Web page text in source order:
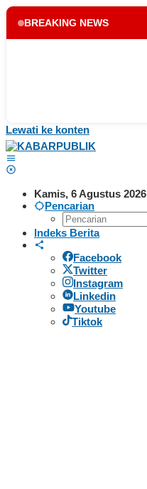
BREAKING NEWS
Lewati ke konten
Kamis, 6 Agustus 2026
Pencarian
Indeks Berita
Facebook
Twitter
Instagram
Linkedin
Youtube
Tiktok